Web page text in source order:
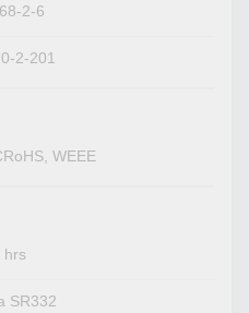
2-6
2-201
WEEE
hrs
SR332